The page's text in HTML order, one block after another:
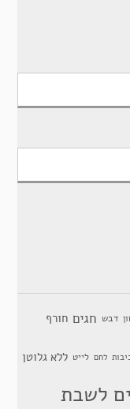
דבש חגים חורף
לחם לייט ללא גלוטן
לשבת